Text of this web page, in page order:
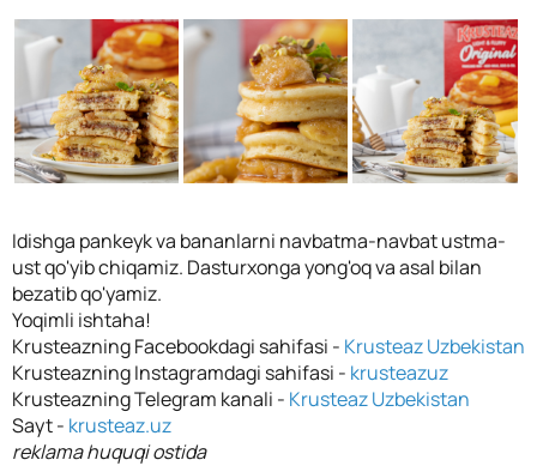
Idishga pankeyk va bananlarni navbatma-navbat ustma-
ust qo'yib chiqamiz. Dasturxonga yong'oq va asal bilan
bezatib qo'yamiz.
Yoqimli ishtaha!
Krusteazning Facebookdagi sahifasi - Krusteaz Uzbekistan
Krusteazning Instagramdagi sahifasi - krusteazuz
Krusteazning Telegram kanali - Krusteaz Uzbekistan
Sayt - krusteaz.uz
reklama huquqi ostida